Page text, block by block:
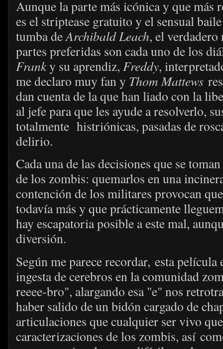
Aunque la parte más icónica y que más
es el striptease gratuito y el sensual
tumba deArchibald Leach, el
partes preferidas son cada uno de los
Franky su aprendiz, Freddy,
me declaro muy fan y Thom Mattews
dan cuenta de la que han liado con la
al jefe para que les ayude a resolverlo,
totalmente histriónicas, pasadas de
delirio.
Cada una de las decisiones que se
de los zombis: quemarlos en una
contención de los militares provocan
todavía más y que prácticamente
hay escapatoria posible a este mal,
diversión.
Según me parece recordar, esta
ingesta de cerebros en la comunidad
reeee-bro", alargando esa "e" nos
haber salido de un bidón cargado de
articulaciones que cualquier ser vivo
caracterizaciones de los zombis, así